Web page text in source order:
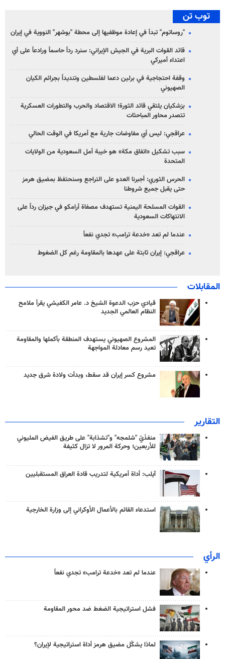
توب تن
"روساتوم" تبدأ في إعادة موظفيها إلى محطة "بوشهر" النووية في إيران
قائد القوات البرية في الجيش الإيراني: سنرد رداً حاسماً ورادعاً على أي
اعتداء أميركي
وقفة احتجاجية في برلين دعما لفلسطين وتنديداً بجرائم الكيان
الصهیوني
بزشكيان يلتقي قائد الثورة؛ الاقتصاد والحرب والتطورات العسكرية
تتصدر محاور المباحثات
عراقجي: ليس أي مفاوضات جارية مع أمريكا في الوقت الحالي
سبب تشكيل «اتفاق مكة» هو خيبة أمل السعودية من الولايات
المتحدة
الحرس الثوري: أجبرنا العدو على التراجع وسنحتفظ بمضيق هرمز
حتى يقبل جميع شروطنا
القوات المسلحة اليمنية تستهدف مصفاة أرامكو في جيزان رداً على
الانتهاكات السعودية
عندما لم تعد «خدعة ترامب» تجدي نفعاً
عراقجي: إيران ثابتة على عهدها بالمقاومة رغم كل الضغوط
المقابلات
قيادي حزب الدعوة الشيخ د. عامر الكفيشي يقرأ ملامح
النظام العالمي الجديد
المشروع الصهيوني يستهدف المنطقة بأكملها والمقاومة
تعيد رسم معادلة المواجهة
مشروع كسر إيران قد سقط، وبدأت ولادة شرق جديد
التقارير
منفذَيّ "شلمجه" و"تشذابة" على طريق الفيض المليوني
للأربعين؛ وحركة المرور لا تزال كثيفة
آيلب: أداة أمريكية لتدريب قادة العراق المستقبليين
استدعاء القائم بالأعمال الأوكراني إلى وزارة الخارجية
الرأي
عندما لم تعد «خدعة ترامب» تجدي نفعاً
فشل استراتيجية الضغط ضد محور المقاومة
لماذا يشكّل مضيق هرمز أداة استراتيجية لإيران؟